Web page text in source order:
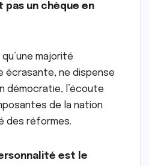
pas un chèque en
majorité
écrasante, ne dispense
démocratie, l’écoute
de la nation
des réformes.
est le